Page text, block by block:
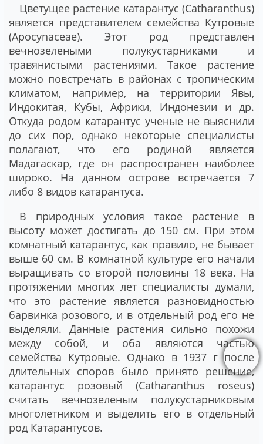
Цветущее растение катарантус (Catharanthus)
является представителем семейства Кутровые
(Apocynaceae). Этот род представлен
вечнозелеными полукустарниками и
травянистыми растениями. Такое растение
можно повстречать в районах с тропическим
климатом, например, на территории Явы,
Индокитая, Кубы, Африки, Индонезии и др.
Откуда родом катарантус ученые не выяснили
до сих пор, однако некоторые специалисты
полагают, что его родиной является
Мадагаскар, где он распространен наиболее
широко. На данном острове встречается 7
либо 8 видов катарантуса.
В природных условия такое растение в
высоту может достигать до 150 см. При этом
комнатный катарантус, как правило, не бывает
выше 60 см. В комнатной культуре его начали
выращивать со второй половины 18 века. На
протяжении многих лет специалисты думали,
что это растение является разновидностью
барвинка розового, и в отдельный род его не
выделяли. Данные растения сильно похожи
между собой, и оба являются частью
семейства Кутровые. Однако в 1937 г после
длительных споров было принято решение,
катарантус розовый (Catharanthus roseus)
считать вечнозеленым полукустарниковым
многолетником и выделить его в отдельный
род Катарантусов.